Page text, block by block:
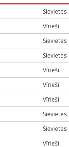
Sievietes
Vīrieši
Sievietes
Sievietes
Vīrieši
Vīrieši
Vīrieši
Sievietes
Sievietes
Vīrieši